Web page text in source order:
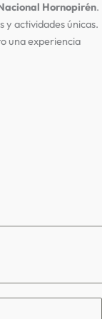
Hornopirén.
y actividades únicas.
una experiencia